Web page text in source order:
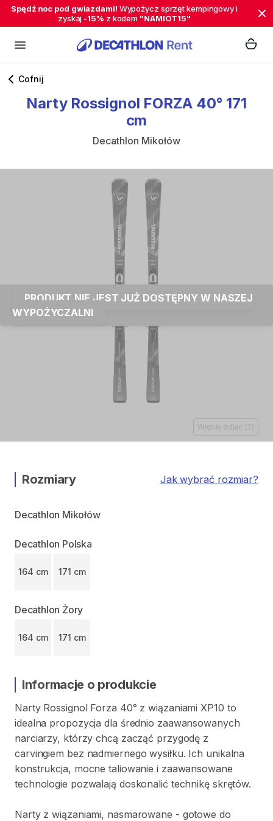
Spędź noc pod gwiazdami! Wypożycz sprzęt kempingowy i
zyskaj -15% z kodem "NAMIOT15"
Cofnij
Narty Rossignol FORZA 40° 171
cm
Decathlon Mikołów
PRODUKT NIE JEST JUŻ DOSTĘPNY W NASZEJ
WYPOŻYCZALNI
Więcej zdjęć (2 )
Rozmiary Jak wybrać rozmiar?
Decathlon Mikołów
Decathlon Polska
164 cm 171 cm
Decathlon Żory
164 cm 171 cm
Informacje o produkcie
Narty Rossignol Forza 40° z wiązaniami XP10 to
idealna propozycja dla średnio zaawansowanych
narciarzy​,​ którzy chcą zacząć przygodę z
carvingiem bez nadmiernego wysiłku. Ich unikalna
konstrukcja​,​ mocne taliowanie i zaawansowane
technologie pozwalają doskonalić technikę skrętów.
Narty z wiązaniami​​​​​​,​ nasmarowane - gotowe do